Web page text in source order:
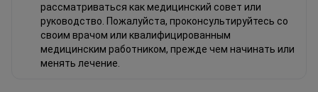
рассматриваться как медицинский совет или
руководство. Пожалуйста, проконсультируйтесь со
своим врачом или квалифицированным
медицинским работником, прежде чем начинать или
менять лечение.